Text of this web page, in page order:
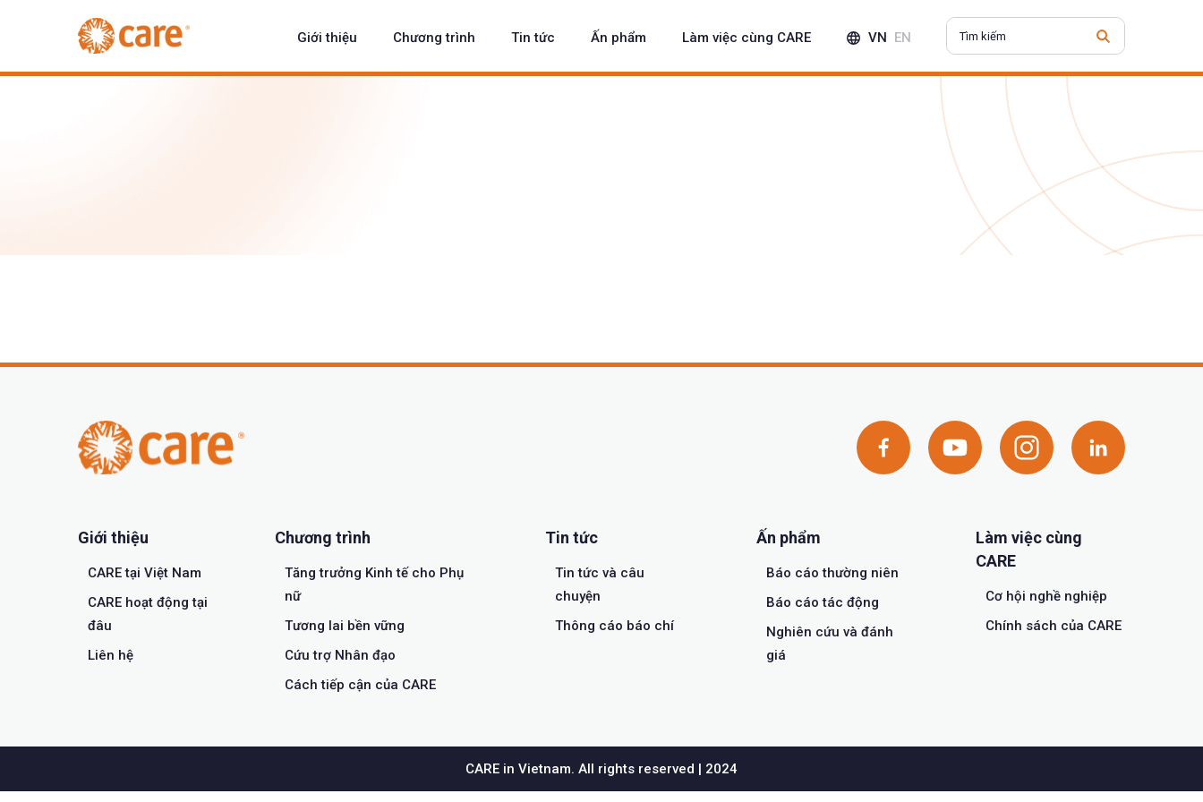
Giới thiệu Chương trình Tin tức Ấn phẩm Làm việc cùng CARE VN EN
Giới thiệu
CARE tại Việt Nam
CARE hoạt động tại
đâu
Liên hệ
Chương trình
Tăng trưởng Kinh tế cho Phụ
nữ
Tương lai bền vững
Cứu trợ Nhân đạo
Cách tiếp cận của CARE
Tin tức
Tin tức và câu
chuyện
Thông cáo báo chí
Ấn phẩm
Báo cáo thường niên
Báo cáo tác động
Nghiên cứu và đánh
giá
Làm việc cùng
CARE
Cơ hội nghề nghiệp
Chính sách của CARE
CARE in Vietnam. All rights reserved | 2024